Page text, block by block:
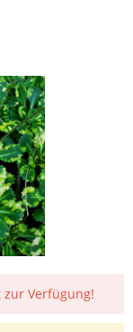
Verfügung!